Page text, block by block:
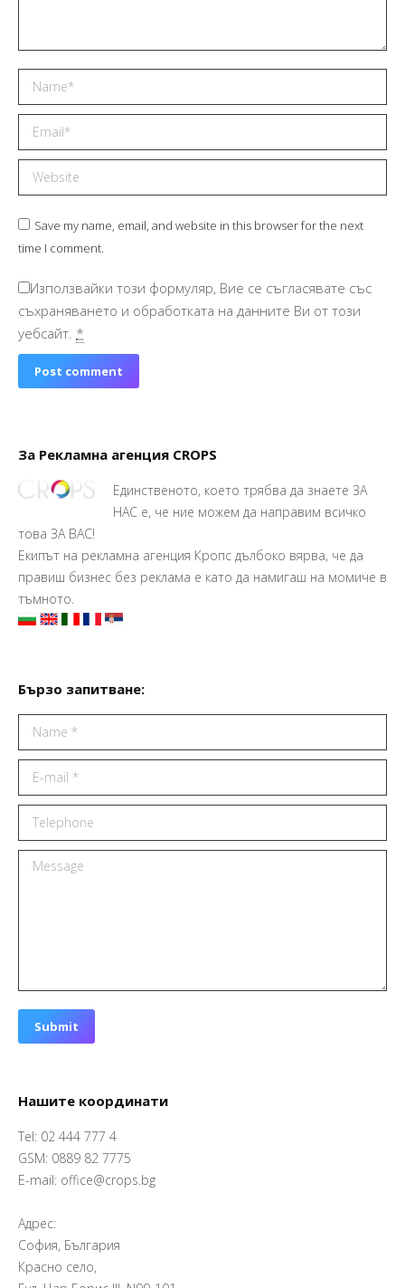
Name *
Email *
Website
Save my name, email, and website in this browser for the next
time I comment.
Използвайки този формуляр, Вие се съгласявате със
съхраняването и обработката на данните Ви от този
уебсайт. *
Post comment
За Рекламна агенция CROPS
Единственото, което трябва да знаете ЗА
НАС е, че ние можем да направим всичко
това ЗА ВАС!
Екипът на рекламна агенция Кропс дълбоко вярва, че да
правиш бизнес без реклама е като да намигаш на момиче в
тъмното.
Бързо запитване:
Name *
E-mail *
Telephone
Message
Submit
Нашите координати
Tel: 02 444 777 4
GSM: 0889 82 7775
E-mail: office@crops.bg
Адрес:
София, България
Красно село,